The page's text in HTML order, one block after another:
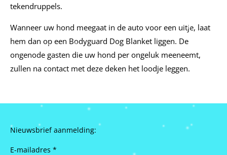
tekendruppels.
Wanneer uw hond meegaat in de auto voor een uitje, laat
hem dan op een Bodyguard Dog Blanket liggen. De
ongenode gasten die uw hond per ongeluk meeneemt,
zullen na contact met deze deken het loodje leggen.
Nieuwsbrief aanmelding:
E-mailadres *